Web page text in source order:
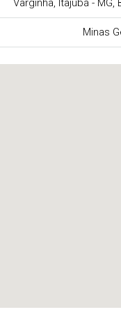
Varginha, Itajubá - MG,
Minas